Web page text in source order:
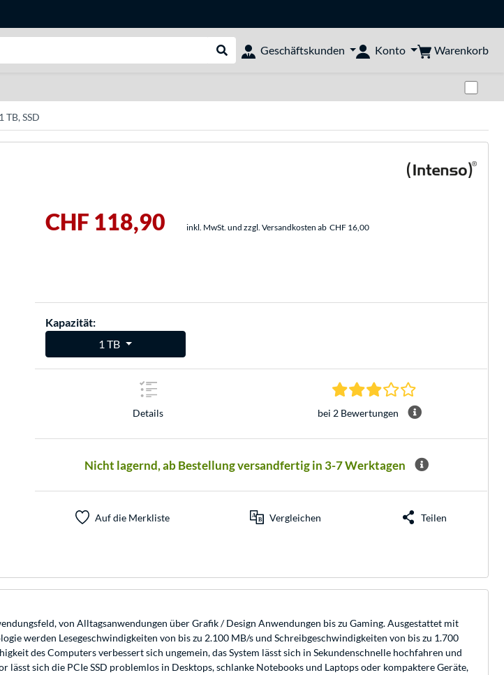
Suche durchführen
Geschäftskunden Konto Warenkorb
TB, SSD
CHF 118,90 inkl. MwSt. und zzgl. Versandkosten ab CHF 16,00
Kapazität:
1 TB
Details
3.0 Sterne bei 2
bei 2 Bewertungen
Nicht lagernd, ab Bestellung versandfertig in 3-7 Werktagen
Auf die Merkliste Vergleichen Teilen
von Alltagsanwendungen über Grafik / Design Anwendungen bis zu Gaming. Ausgestattet mit
werden Lesegeschwindigkeiten von bis zu 2.100 MB/s und Schreibgeschwindigkeiten von bis zu 1.700
des Computers verbessert sich ungemein, das System lässt sich in Sekundenschnelle hochfahren und
sich die PCIe SSD problemlos in Desktops, schlanke Notebooks und Laptops oder kompaktere Geräte,